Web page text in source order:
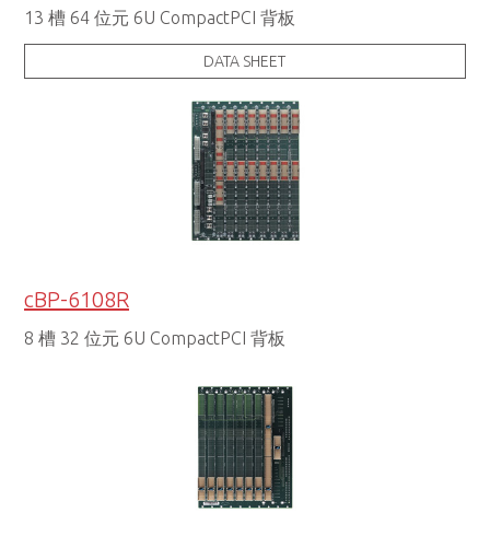
13 槽 64 位元 6U CompactPCI 背板
DATA SHEET
cBP-6108R
8 槽 32 位元 6U CompactPCI 背板